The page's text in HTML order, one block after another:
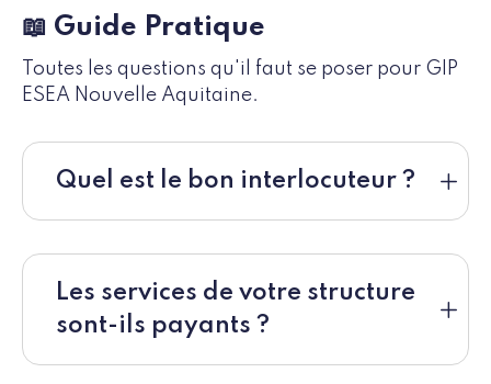
📖 Guide Pratique
Toutes les questions qu'il faut se poser pour GIP
ESEA Nouvelle Aquitaine.
Quel est le bon interlocuteur ?
Les services de votre structure
sont-ils payants ?